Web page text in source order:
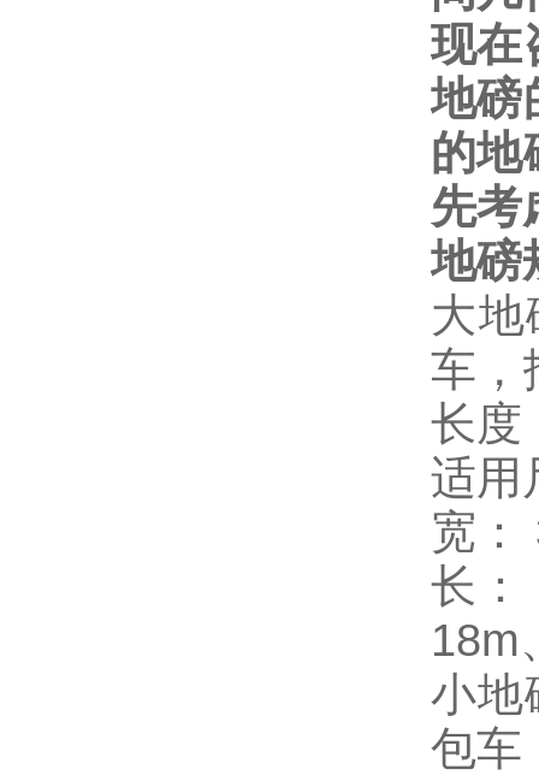
现在
地磅
的地
先考
地磅
大
车，
长度
适用
宽：
长：
18m
小地
包车